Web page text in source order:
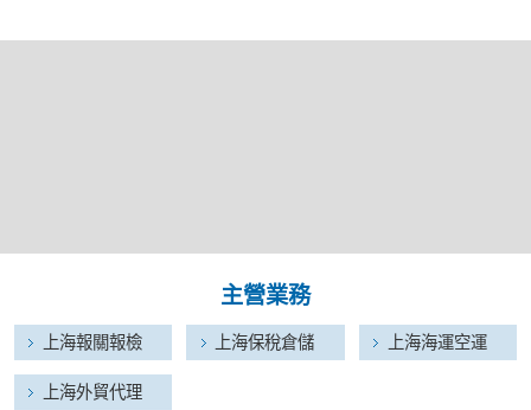
主營業務
上海報關報檢 上海保稅倉儲 上海海運空運
上海外貿代理